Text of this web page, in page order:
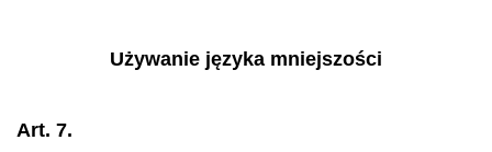
Używanie języka mniejszości
Art. 7.